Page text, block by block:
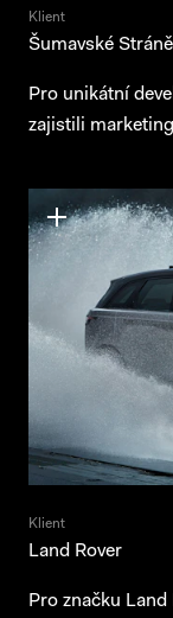
Klient
Šumavské Stráně
Pro unikátní
zajistili
Klient
Land Rover
Pro značku